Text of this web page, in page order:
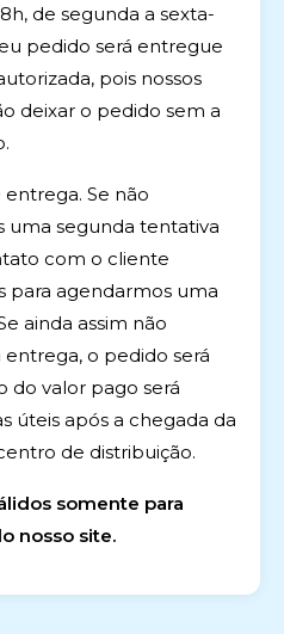
de segunda a sexta-
pedido será entregue
pois nossos
deixar o pedido sem a
entrega. Se não
uma segunda tentativa
com o cliente
para agendarmos uma
ainda assim não
o pedido será
do valor pago será
úteis após a chegada da
de distribuição.
somente para
nosso site.